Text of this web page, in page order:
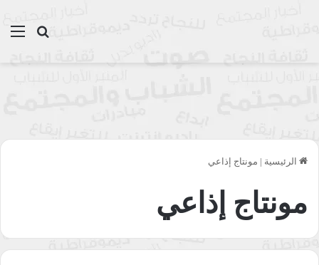
بحث
الرئيسية | مونتاج إذاعي
مونتاج إذاعي